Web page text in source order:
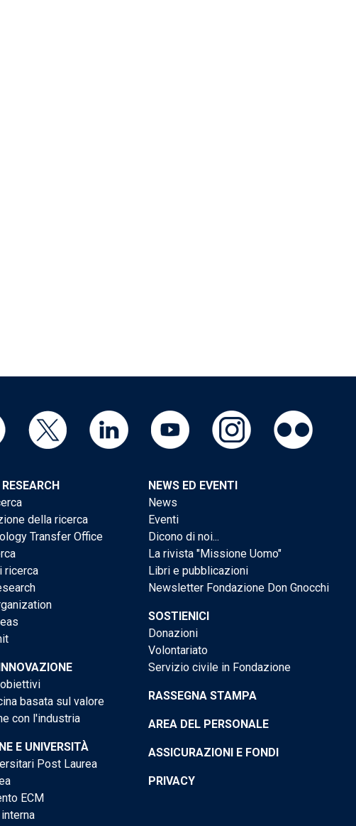
della ricerca
Transfer Office
ricerca
basata sul valore
con l'industria
E UNIVERSITÀ
Post Laurea
ECM
NEWS ED EVENTI
News
Eventi
Dicono di noi...
La rivista "Missione Uomo"
Libri e pubblicazioni
Newsletter Fondazione Don Gnocchi
SOSTIENICI
Donazioni
Volontariato
Servizio civile in Fondazione
RASSEGNA STAMPA
AREA DEL PERSONALE
ASSICURAZIONI E FONDI
PRIVACY